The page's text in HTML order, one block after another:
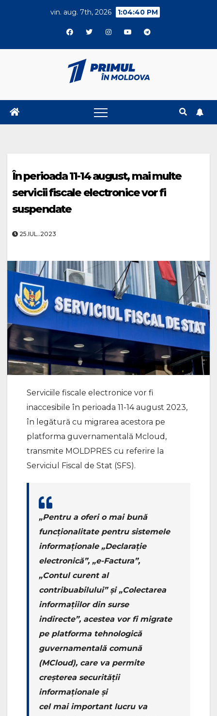
vin. aug. 7th, 2026 1:04:41 PM
În perioada 11-14 august, mai multe
servicii fiscale electronice vor fi
suspendate
25.IUL..2023
Serviciile fiscale electronice vor fi
inaccesibile în perioada 11-14 august 2023,
în legătură cu migrarea acestora pe
platforma guvernamentală Mcloud,
transmite MOLDPRES cu referire la
Serviciul Fiscal de Stat (SFS).
„Pentru a oferi o mai bună
funcționalitate pentru sistemele
informaționale „Declarație
electronică”, „e-Factura”,
„Contul curent al
contribuabilului” și „Colectarea
informațiilor din surse
indirecte”, acestea vor fi migrate
pe platforma tehnologică
guvernamentală comună
(MCloud), care va permite
creșterea securității
informaționale și
cel mai important lucru va